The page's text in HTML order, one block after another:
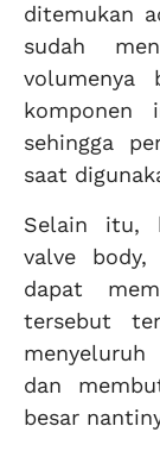
ditemukan
sudah
volumenya
komponen
sehingga
saat
Selain itu,
valve
dapat
tersebut
dan
besar